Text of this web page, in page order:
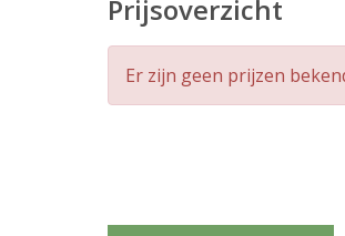
Prijsoverzicht
Er zijn geen prijzen